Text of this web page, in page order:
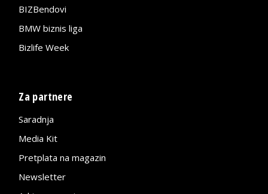
BIZBendovi
BMW biznis liga
Bizlife Week
Za partnere
Saradnja
Media Kit
Pretplata na magazin
Newsletter